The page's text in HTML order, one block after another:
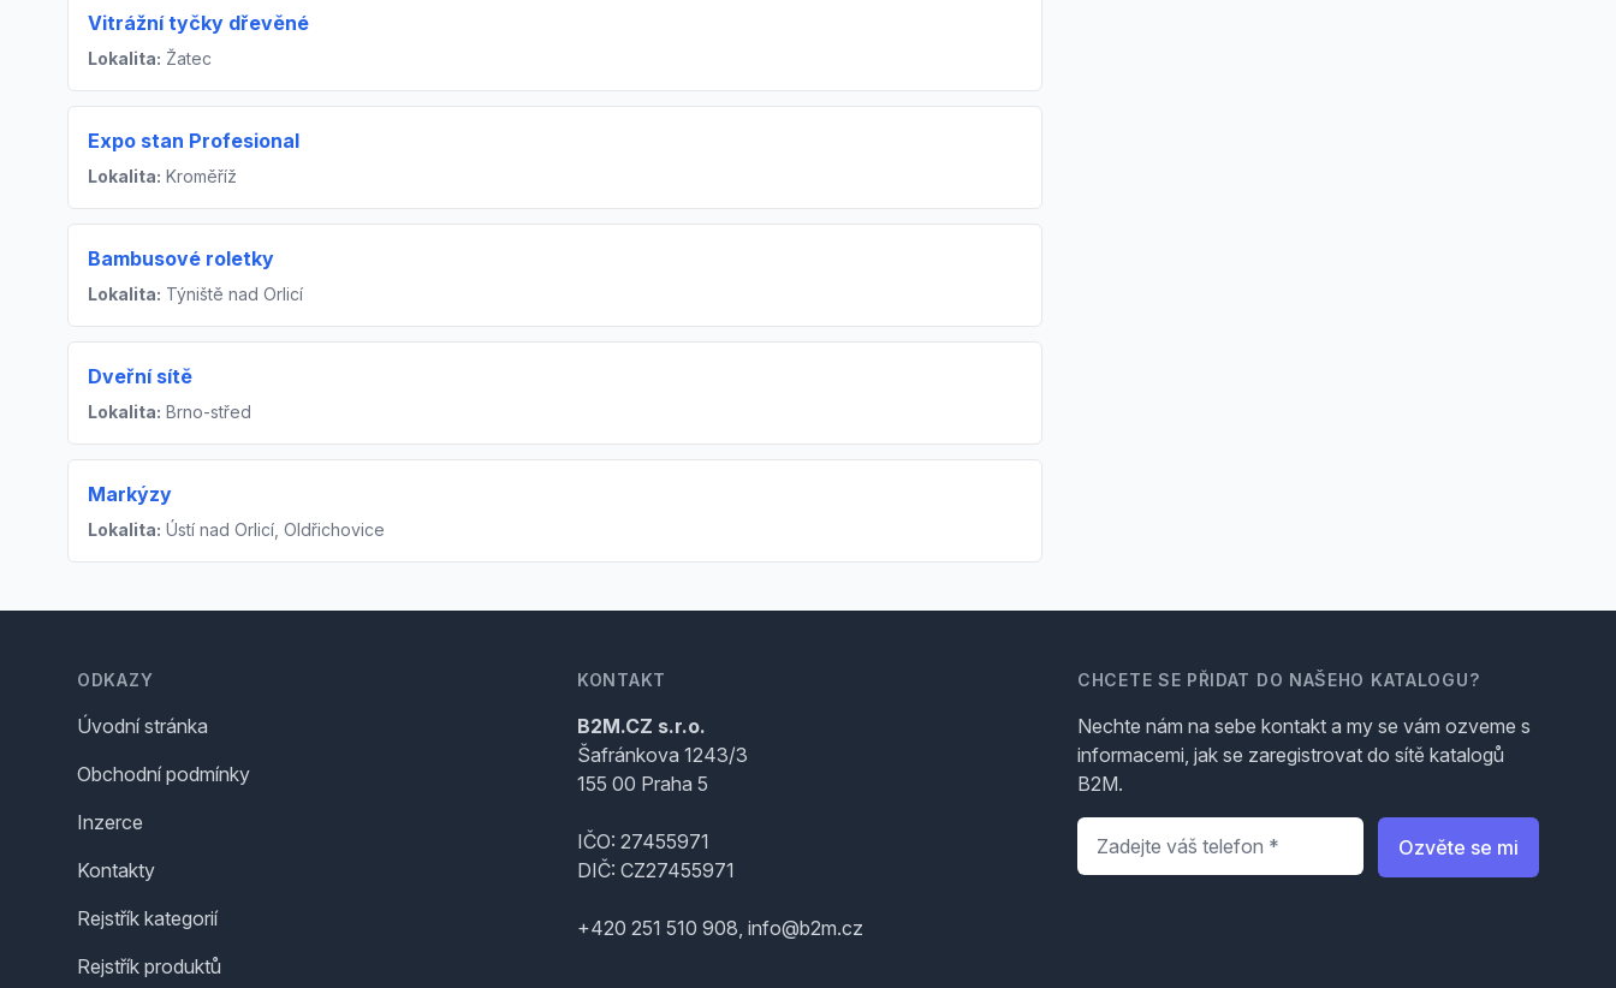
Vitrážní tyčky dřevěné
Lokalita: Žatec
Expo stan Profesional
Lokalita: Kroměříž
Bambusové roletky
Lokalita: Týniště nad Orlicí
Dveřní sítě
Lokalita: Brno-střed
Markýzy
Lokalita: Ústí nad Orlicí, Oldřichovice
ODKAZY
Úvodní stránka
Obchodní podmínky
Inzerce
Kontakty
Rejstřík kategorií
Rejstřík produktů
KONTAKT
B2M.CZ s.r.o.
Šafránkova 1243/3
155 00 Praha 5
IČO: 27455971
DIČ: CZ27455971
+420 251 510 908, info@b2m.cz
CHCETE SE PŘIDAT DO NAŠEHO KATALOGU?
Nechte nám na sebe kontakt a my se vám ozveme s
informacemi, jak se zaregistrovat do sítě katalogů
B2M.
Telefon
Ozvěte se mi